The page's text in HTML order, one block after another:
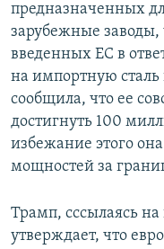
предназначенных
зарубежные
введенных ЕС в
на импортную
сообщила, что ее
достигнуть 100
избежание этого
мощностей за
Трамп, сссылаясь
утверждает, что